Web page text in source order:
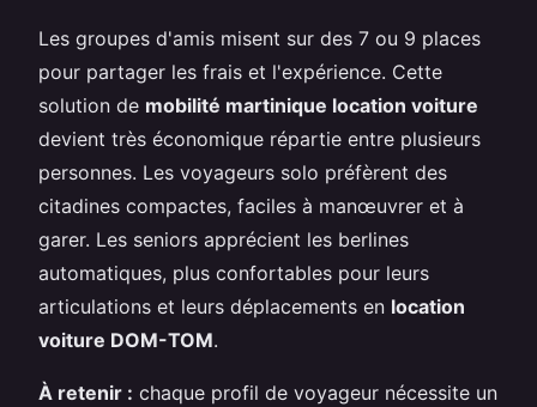
Les groupes d'amis misent sur des 7 ou 9 places
pour partager les frais et l'expérience. Cette
solution de mobilité martinique location voiture
devient très économique répartie entre plusieurs
personnes. Les voyageurs solo préfèrent des
citadines compactes, faciles à manœuvrer et à
garer. Les seniors apprécient les berlines
automatiques, plus confortables pour leurs
articulations et leurs déplacements en location
voiture DOM-TOM.
À retenir : chaque profil de voyageur nécessite un